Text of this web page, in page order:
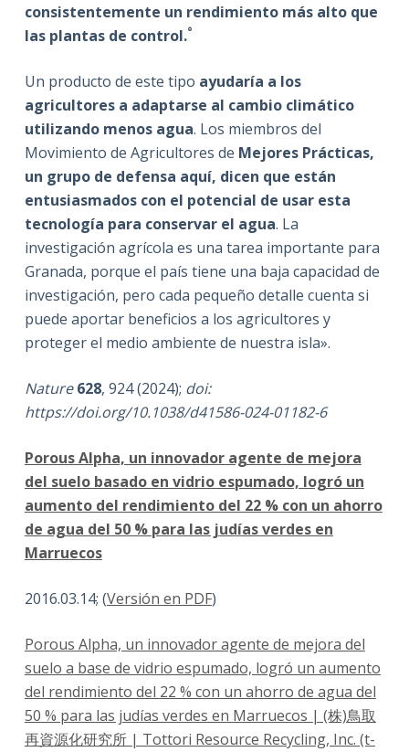
consistentemente un rendimiento más alto que
las plantas de control.°
Un producto de este tipo ayudaría a los
agricultores a adaptarse al cambio climático
utilizando menos agua. Los miembros del
Movimiento de Agricultores de Mejores Prácticas,
un grupo de defensa aquí, dicen que están
entusiasmados con el potencial de usar esta
tecnología para conservar el agua. La
investigación agrícola es una tarea importante para
Granada, porque el país tiene una baja capacidad de
investigación, pero cada pequeño detalle cuenta si
puede aportar beneficios a los agricultores y
proteger el medio ambiente de nuestra isla».
Nature 628, 924 (2024); doi:
https://doi.org/10.1038/d41586-024-01182-6
Porous Alpha, un innovador agente de mejora
del suelo basado en vidrio espumado, logró un
aumento del rendimiento del 22 % con un ahorro
de agua del 50 % para las judías verdes en
Marruecos
2016.03.14; (Versión en PDF)
Porous Alpha, un innovador agente de mejora del
suelo a base de vidrio espumado, logró un aumento
del rendimiento del 22 % con un ahorro de agua del
50 % para las judías verdes en Marruecos | (株)鳥取
再資源化研究所 | Tottori Resource Recycling, Inc. (t-